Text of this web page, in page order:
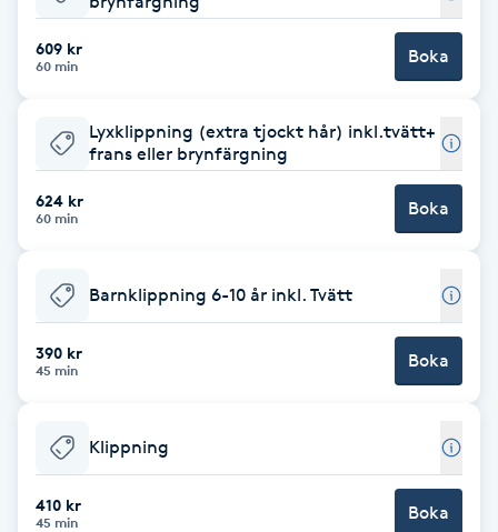
Babylights
Balayage
Bambumassage
Barber
Barnklippning
BIAB
Blowout
Bottenfärg
609 kr
60 min Boka
Lyxklippning (extra tjockt hår) inkl.tvätt+
frans eller brynfärgning
624 kr
60 min Boka
Barnklippning 6-10 år inkl. Tvätt
390 kr
45 min Boka
Klippning
410 kr
45 min Boka